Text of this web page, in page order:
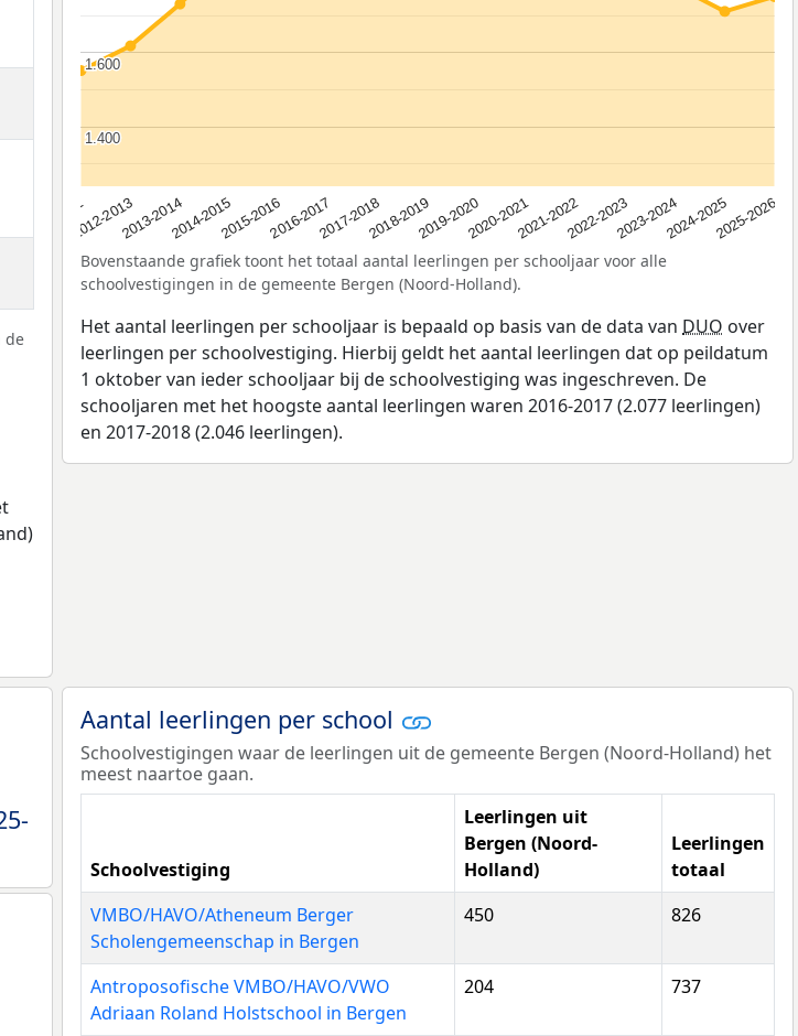
de
2011-20122012-20132013-20142014-20152015-20162016-20172017-20182018-20192019-20202020-20212021-20222022-20232023-20242024-20252025-2026
1.400
1.400
1.600
1.600
Bovenstaande grafiek toont het totaal aantal leerlingen per schooljaar voor alle
schoolvestigingen in de gemeente Bergen (Noord-Holland).
Het aantal leerlingen per schooljaar is bepaald op basis van de data van DUO over
leerlingen per schoolvestiging. Hierbij geldt het aantal leerlingen dat op peildatum
1 oktober van ieder schooljaar bij de schoolvestiging was ingeschreven. De
schooljaren met het hoogste aantal leerlingen waren 2016-2017 (2.077 leerlingen)
en 2017-2018 (2.046 leerlingen).
Aantal leerlingen per school
Schoolvestigingen waar de leerlingen uit de gemeente Bergen (Noord-Holland) het
meest naartoe gaan.
Schoolvestiging
Leerlingen uit
Bergen (Noord-
Holland)
Leerlingen
totaal
VMBO/HAVO/Atheneum Berger
Scholengemeenschap in Bergen
450 826
Antroposofische VMBO/HAVO/VWO
Adriaan Roland Holstschool in Bergen
204 737